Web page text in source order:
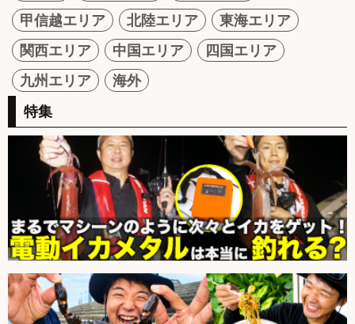
甲信越エリア
北陸エリア
東海エリア
関西エリア
中国エリア
四国エリア
九州エリア
海外
特集